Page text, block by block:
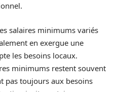
salaires minimums variés
en exergue une
les besoins locaux.
minimums restent souvent
pas toujours aux besoins